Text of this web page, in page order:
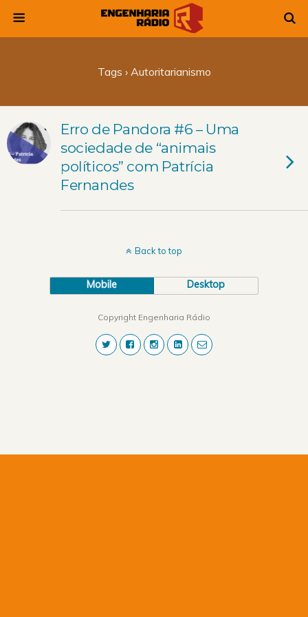
Tags › Autoritarianismo
Erro de Pandora #6 – Uma
sociedade de “animais
políticos” com Patrícia
Fernandes
Back to top
Mobile Desktop
Copyright Engenharia Rádio